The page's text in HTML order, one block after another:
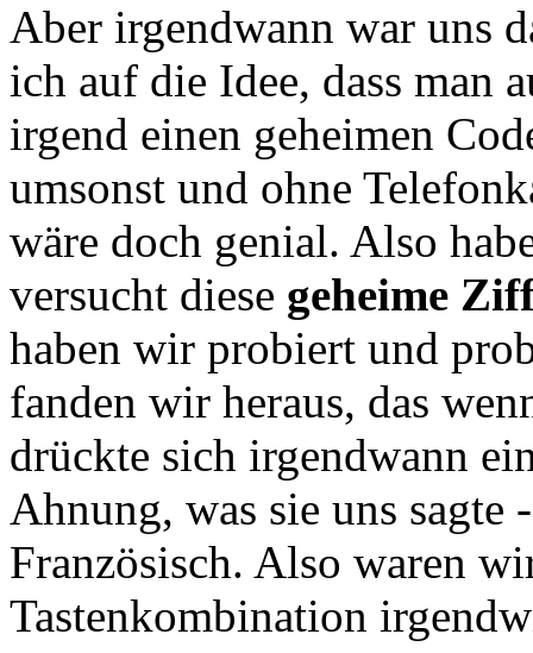
Aber irgendwann war uns
ich auf die Idee, dass man
irgend einen geheimen
umsonst und ohne
wäre doch genial. Also
versucht diese geheime
haben wir probiert und
fanden wir heraus, das
drückte sich irgendwann
Ahnung, was sie uns
Französisch. Also waren
Tastenkombination